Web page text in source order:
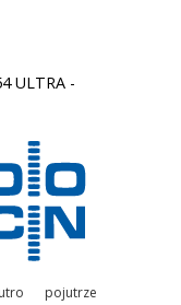
ULTRA -
pojutrze